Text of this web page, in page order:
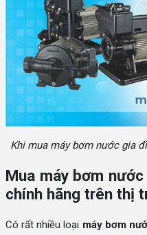
Khi mua máy bơm nước gia
Mua máy bơm
chính hãng trên thị
Có rất nhiều loại máy bơm